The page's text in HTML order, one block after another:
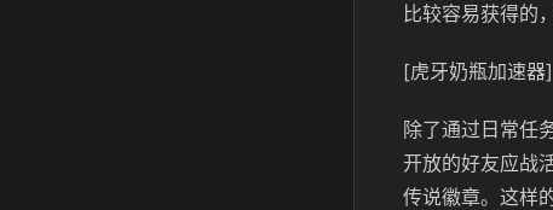
比较容易获得的
[虎牙奶瓶加速器]
除了通过日常任
开放的好友应战
传说徽章。这样